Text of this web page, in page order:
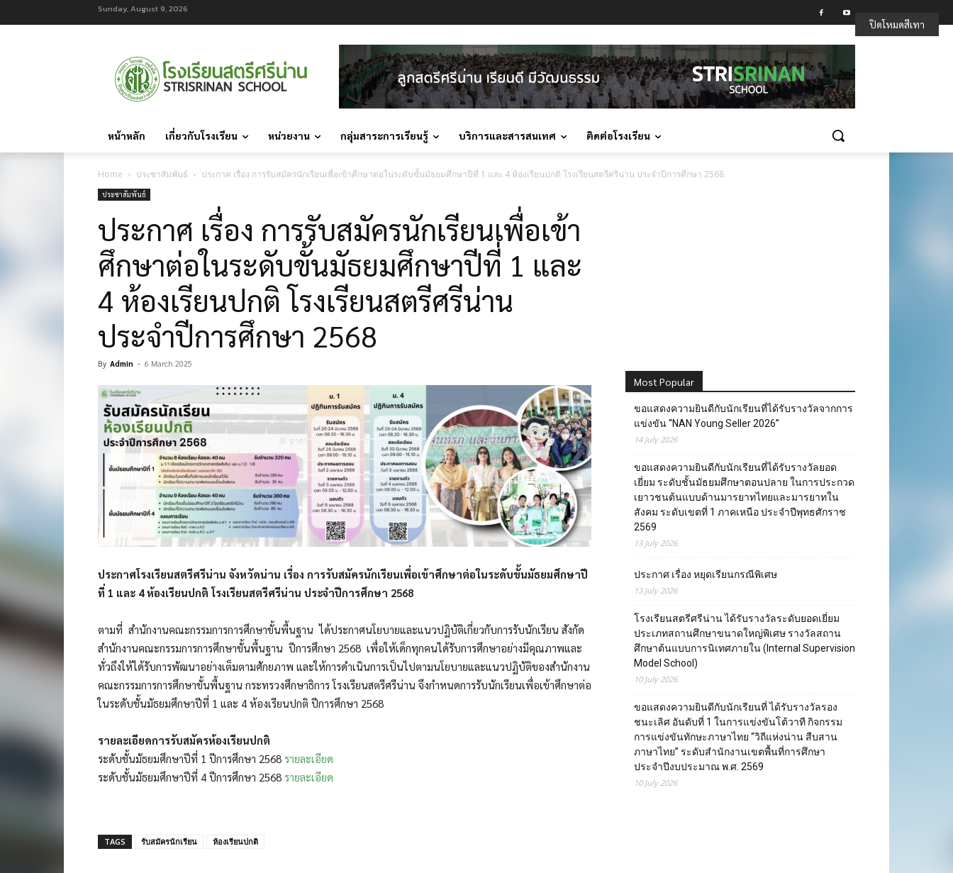
Sunday, August 9, 2026
หน้าหลัก เกี่ยวกับโรงเรียน หน่วยงาน กลุ่มสาระการเรียนรู้ บริการและสารสนเทศ ติดต่อโรงเรียน
Home ประชาสัมพันธ์ ประกาศ เรื่อง การรับสมัครนักเรียนเพื่อเข้าศึกษาต่อในระดับขั้นมัธยมศึกษาปีที่ 1 และ 4 ห้องเรียนปกติ โรงเรียนสตรีศรีน่าน ประจำปีการศึกษา 2568
ประชาสัมพันธ์
ประกาศ เรื่อง การรับสมัครนักเรียนเพื่อเข้า
ศึกษาต่อในระดับขั้นมัธยมศึกษาปีที่ 1 และ
4 ห้องเรียนปกติ โรงเรียนสตรีศรีน่าน
ประจำปีการศึกษา 2568
By Admin - 6 March 2025
ประกาศโรงเรียนสตรีศรีน่าน จังหวัดน่าน เรื่อง การรับสมัครนักเรียนเพื่อเข้าศึกษาต่อในระดับขั้นมัธยมศึกษาปี
ที่ 1 และ 4 ห้องเรียนปกติ โรงเรียนสตรีศรีน่าน ประจำปีการศึกษา 2568
ตามที่ สำนักงานคณะกรรมการการศึกษาขั้นพื้นฐาน ได้ประกาศนโยบายและแนวปฏิบัติเกี่ยวกับการรับนักเรียน สังกัด
สำนักงานคณะกรรมการการศึกษาขั้นพื้นฐาน ปีการศึกษา 2568 เพื่อให้เด็กทุกคนได้รับการศึกษาอย่างมีคุณภาพและ
ทั่วถึงให้ได้รับการพัฒนาอย่างเต็มตามศักยภาพ และให้การดำเนินการเป็นไปตามนโยบายและแนวปฏิบัติของสำนักงาน
คณะกรรมการการศึกษาขั้นพื้นฐาน กระทรวงศึกษาธิการ โรงเรียนสตรีศรีน่าน จึงกำหนดการรับนักเรียนเพื่อเข้าศึกษาต่อ
ในระดับชั้นมัธยมศึกษาปีที่ 1 และ 4 ห้องเรียนปกติ ปีการศึกษา 2568
รายละเอียดการรับสมัครห้องเรียนปกติ
ระดับชั้นมัธยมศึกษาปีที่ 1 ปีการศึกษา 2568 รายละเอียด
ระดับชั้นมัธยมศึกษาปีที่ 4 ปีการศึกษา 2568 รายละเอียด
TAGS รับสมัครนักเรียน ห้องเรียนปกติ
Most Popular
ขอแสดงความยินดีกับนักเรียนที่ได้รับรางวัลจากการ
แข่งขัน “NAN Young Seller 2026”
14 July 2026
ขอแสดงความยินดีกับนักเรียนที่ได้รับรางวัลยอด
เยี่ยม ระดับชั้นมัธยมศึกษาตอนปลาย ในการประกวด
เยาวชนต้นแบบด้านมารยาทไทยและมารยาทใน
สังคม ระดับเขตที่ 1 ภาคเหนือ ประจำปีพุทธศักราช
2569
13 July 2026
ประกาศ เรื่อง หยุดเรียนกรณีพิเศษ
13 July 2026
โรงเรียนสตรีศรีน่าน ได้รับรางวัลระดับยอดเยี่ยม
ประเภทสถานศึกษาขนาดใหญ่พิเศษ รางวัลสถาน
ศึกษาต้นแบบการนิเทศภายใน (Internal Supervision
Model School)
10 July 2026
ขอแสดงความยินดีกับนักเรียนที่ ได้รับรางวัลรอง
ชนะเลิศ อันดับที่ 1 ในการแข่งขันโต้วาที กิจกรรม
การแข่งขันทักษะภาษาไทย “วิถีแห่งน่าน สืบสาน
ภาษาไทย” ระดับสำนักงานเขตพื้นที่การศึกษา
ประจำปีงบประมาณ พ.ศ. 2569
10 July 2026
ปิดโหมดสีเทา